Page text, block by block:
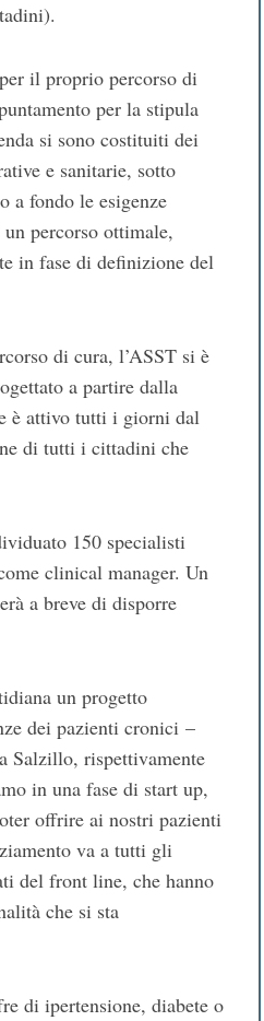
il proprio percorso di
per la stipula
si sono costituiti dei
e sanitarie, sotto
a fondo le esigenze
percorso ottimale,
in fase di definizione del
di cura, l’ASST si è
a partire dalla
è attivo tutti i giorni dal
di tutti i cittadini che
150 specialisti
clinical manager. Un
a breve di disporre
un progetto
dei pazienti cronici –
Salzillo, rispettivamente
in una fase di start up,
offrire ai nostri pazienti
va a tutti gli
del front line, che hanno
che si sta
di ipertensione, diabete o